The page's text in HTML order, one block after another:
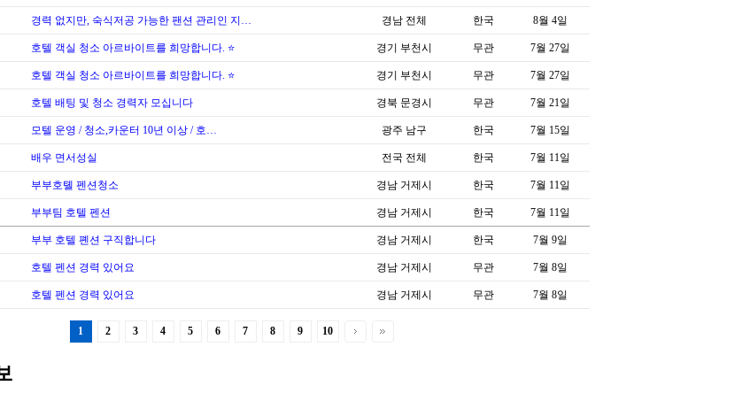
경력 없지만, 숙식저공 가능한 팬션 관리인 지… 경남 전체 한국 8월 4일
호텔 객실 청소 아르바이트를 희망합니다. ⭐ 경기 부천시 무관 7월 27일
호텔 객실 청소 아르바이트를 희망합니다. ⭐ 경기 부천시 무관 7월 27일
호텔 배팅 및 청소 경력자 모십니다 경북 문경시 무관 7월 21일
모텔 운영 / 청소,카운터 10년 이상 / 호… 광주 남구 한국 7월 15일
배우 면서성실 전국 전체 한국 7월 11일
부부호톌 펜션청소 경남 거제시 한국 7월 11일
부부팀 호텔 펜션 경남 거제시 한국 7월 11일
부부 호텔 폔션 구직합니다 경남 거제시 한국 7월 9일
호텔 펜션 경력 있어요 경남 거제시 무관 7월 8일
호텔 펜션 경력 있어요 경남 거제시 무관 7월 8일
1 2 3 4 5 6 7 8 9 10